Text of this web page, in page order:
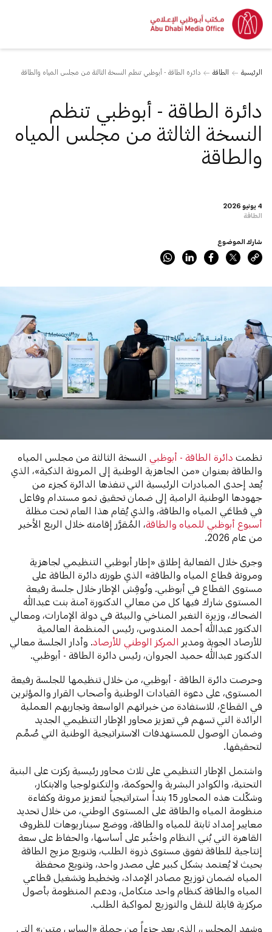
الرئيسية الطاقة دائرة الطاقة - أبوظبي تنظم النسخة الثالثة من مجلس المياه والطاقة
4 يونيو 2026
الطاقة
دائرة الطاقة - أبوظبي تنظم
النسخة الثالثة من مجلس المياه
والطاقة
شارك الموضوع
نظمت دائرة الطاقة - أبوظبي النسخة الثالثة من مجلس المياه
والطاقة بعنوان «من الجاهزية الوطنية إلى المرونة الذكية»، الذي
يُعد إحدى المبادرات الرئيسية التي تنفذها الدائرة كجزء من
جهودها الوطنية الرامية إلى ضمان تحقيق نمو مستدام وفاعل
في قطاعَي المياه والطاقة، والذي يُقام هذا العام تحت مظلة
أسبوع أبوظبي للمياه والطاقة، المُقرَّر إقامته خلال الربع الأخير
من عام 2026.
وجرى خلال الفعالية إطلاق «إطار أبوظبي التنظيمي لجاهزية
ومرونة قطاع المياه والطاقة» الذي طورته دائرة الطاقة على
مستوى القطاع في أبوظبي. ونُوقِش الإطار خلال جلسة رفيعة
المستوى شارك فيها كل من معالي الدكتورة آمنة بنت عبدالله
الضحاك، وزيرة التغير المناخي والبيئة في دولة الإمارات، ومعالي
الدكتور عبدالله أحمد المندوس، رئيس المنظمة العالمية
للأرصاد الجوية ومدير المركز الوطني للأرصاد. وأدار الجلسة معالي
الدكتور عبدالله حميد الجروان، رئيس دائرة الطاقة - أبوظبي.
وحرصت دائرة الطاقة - أبوظبي، من خلال تنظيمها للجلسة رفيعة
المستوى، على دعوة القيادات الوطنية وأصحاب القرار والمؤثرين
في القطاع، للاستفادة من خبراتهم الواسعة وتجاربهم العملية
الرائدة التي تسهم في تعزيز محاور الإطار التنظيمي الجديد
وضمان الوصول للمستهدفات الاستراتيجية الوطنية التي صُمِّم
لتحقيقها.
واشتمل الإطار التنظيمي على ثلاث محاور رئيسية ركزت على البنية
التحتية، والكوادر البشرية والحوكمة، والتكنولوجيا والابتكار،
وشكّلت هذه المحاور 15 بنداً استراتيجياً لتعزيز مرونة وكفاءة
منظومة المياه والطاقة على المستوى الوطني، من خلال تحديد
معايير إمداد ثابتة للمياه والطاقة، ووضع سيناريوهات للظروف
القاهرة التي بُني النظام واختُبر على أساسها، والحفاظ على سعة
إنتاجية للطاقة تفوق مستوى ذروة الطلب، وتنويع مزيج الطاقة
بحيث لا يُعتمد بشكل كبير على مصدر واحد، وتنويع محفظة
المياه لضمان توزيع مصادر الإمداد، وتخطيط وتشغيل قطاعي
المياه والطاقة كنظام واحد متكامل، ودعم المنظومة بأصول
مركزية قابلة للنقل والتوزيع لمواكبة الطلب.
وشهد المجلس، الذي يعد جزءاً من حملة «الساس متين» التي